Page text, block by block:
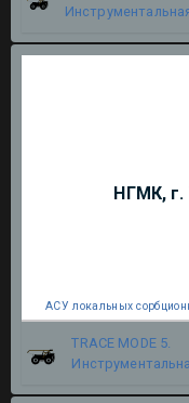
НГМК, г.
АСУ локальных
TRACE MODE 5.